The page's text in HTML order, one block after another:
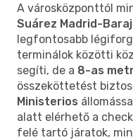
A városközponttól
Suárez Madrid-
legfontosabb
terminálok közötti
segíti, de a 8-as
összeköttetést
Ministerios
alatt elérhető a
felé tartó járatok,